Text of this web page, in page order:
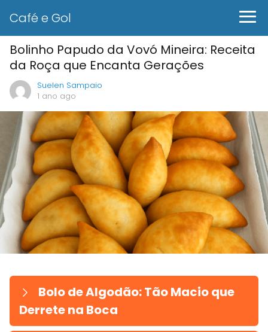
Café e Gol
Bolinho Papudo da Vovó Mineira: Receita
da Roça que Encanta Gerações
Suelen Sampaio
1 ano ago
Bolo de Algodão: Tão Macio que
Derrete na Boca